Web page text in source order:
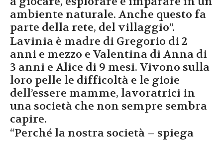
ambiente naturale. Anche questo fa
parte della rete, del villaggio”.
Lavinia è madre di Gregorio di 2
anni e mezzo e Valentina di Anna di
3 anni e Alice di 9 mesi. Vivono sulla
loro pelle le difficoltà e le gioie
dell’essere mamme, lavoratrici in
una società che non sempre sembra
capire.
“Perché la nostra società – spiega